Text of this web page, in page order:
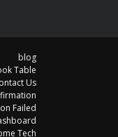
blog
Table
Us
Failed
Tech